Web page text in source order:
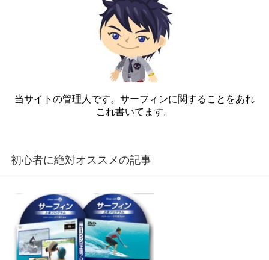
当サイトの管理人です。サーフィンに関することをあれ
これ書いてます。
初心者に絶対オススメの記事